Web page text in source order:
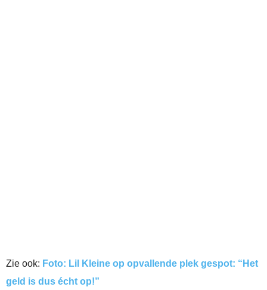
Zie ook: Foto: Lil Kleine op opvallende plek gespot: “Het
geld is dus écht op!”